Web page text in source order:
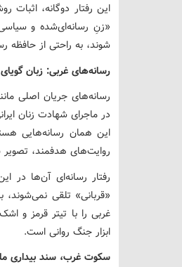
این رفتار دوگانه،
«زنِ رسانه‌ای‌شده و
شوند، به راحتی از حافظه
رسانه‌های غربی: زبان
در ماجرای شهادت زنان
این همان رسانه‌هایی
روایت‌های هدفمند، تصویر
رفتار رسانه‌ای آن‌ها در
«قربانی» تلقی
غربی را با تیتر قرمز و
ابزار جنگ روانی است.
سکوت غرب، سند بیداری